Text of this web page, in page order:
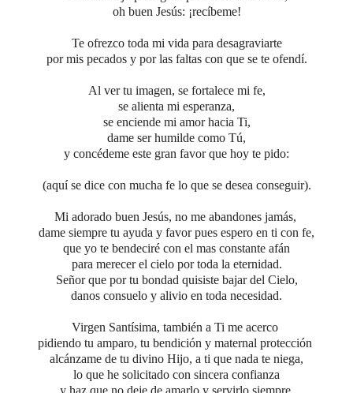
oh buen Jesús: ¡recíbeme!
Te ofrezco toda mi vida para desagraviarte
por mis pecados y por las faltas con que se te ofendí.
Al ver tu imagen, se fortalece mi fe,
se alienta mi esperanza,
se enciende mi amor hacia Ti,
dame ser humilde como Tú,
y concédeme este gran favor que hoy te pido:
(aquí se dice con mucha fe lo que se desea conseguir).
Mi adorado buen Jesús, no me abandones jamás,
dame siempre tu ayuda y favorpues espero en ti con fe,
que yo te bendeciré con el mas constante afán
para merecer el cielo por toda la eternidad.
Señor que por tu bondad quisiste bajar del Cielo,
danos consuelo y alivio en toda necesidad.
Virgen Santísima, también a Ti me acerco
pidiendo tu amparo, tu bendición y maternal protección
alcánzame de tu divino Hijo, a ti que nada te niega,
lo que he solicitado con sincera confianza
y haz que no deje de amarlo y servirlo siempre.